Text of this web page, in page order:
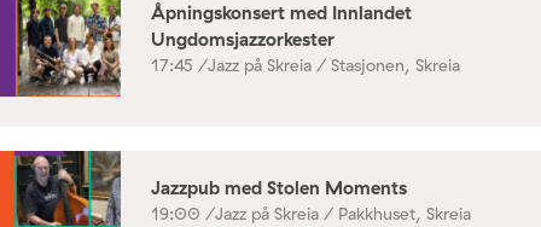
Åpningskonsert med Innlandet
Ungdomsjazzorkester
17:45 /Jazz på Skreia / Stasjonen, Skreia
Jazzpub med Stolen Moments
19:00 /Jazz på Skreia / Pakkhuset, Skreia